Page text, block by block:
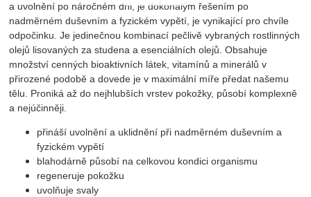
a uvolnění po náročném dni, je dokonalým řešením po
nadměrném duševním a fyzickém vypětí, je vynikající pro chvíle
odpočinku. Je jedinečnou kombinací pečlivě vybraných rostlinných
olejů lisovaných za studena a esenciálních olejů. Obsahuje
množství cenných bioaktivních látek, vitamínů a minerálů v
přirozené podobě a dovede je v maximální míře předat našemu
tělu. Proniká až do nejhlubších vrstev pokožky, působí komplexně
a nejúčinněji.
přináší uvolnění a uklidnění při nadměrném duševním a
fyzickém vypětí
blahodárně působí na celkovou kondici organismu
regeneruje pokožku
uvolňuje svaly